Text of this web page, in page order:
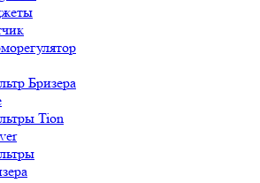
Бризера
Tion